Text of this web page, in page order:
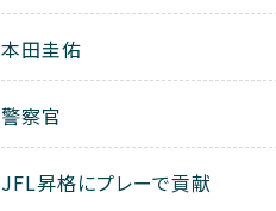
本田圭佑
警察官
JFL昇格にプレーで貢献